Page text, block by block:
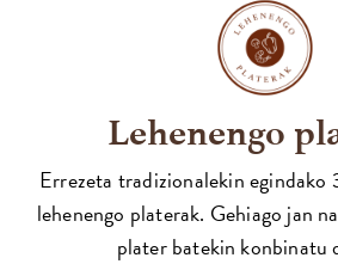
Lehenengo
Errezeta tradizionalekin
lehenengo platerak. Gehiago jan
plater batekin konbinatu